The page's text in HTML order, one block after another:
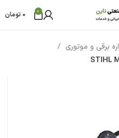
0
0 تومان
اره برقی و موتوری